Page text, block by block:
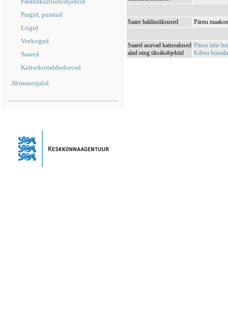
Pargid, puistud
Liigid
Veekogud
Saared
Kaitsekorralduskavad
Abimaterjalid
Saare haldusüksused Pärnu
Saarel asuvad kaitsealused
alad ning üksikobjektid
Pärnu lahe
Kihnu